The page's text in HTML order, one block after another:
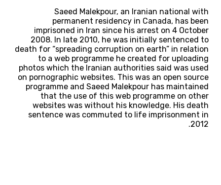
Saeed Malekpour, an Iranian national with
permanent residency in Canada, has been
imprisoned in Iran since his arrest on 4 October
2008. In late 2010, he was initially sentenced to
death for “spreading corruption on earth” in relation
to a web programme he created for uploading
photos which the Iranian authorities said was used
on pornographic websites. This was an open source
programme and Saeed Malekpour has maintained
that the use of this web programme on other
websites was without his knowledge. His death
sentence was commuted to life imprisonment in
2012.